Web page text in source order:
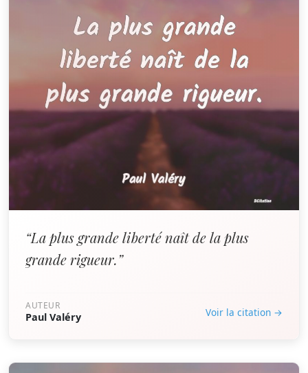
“La plus grande liberté naît de la plus
grande rigueur.”
AUTEUR
Paul Valéry Voir la citation →